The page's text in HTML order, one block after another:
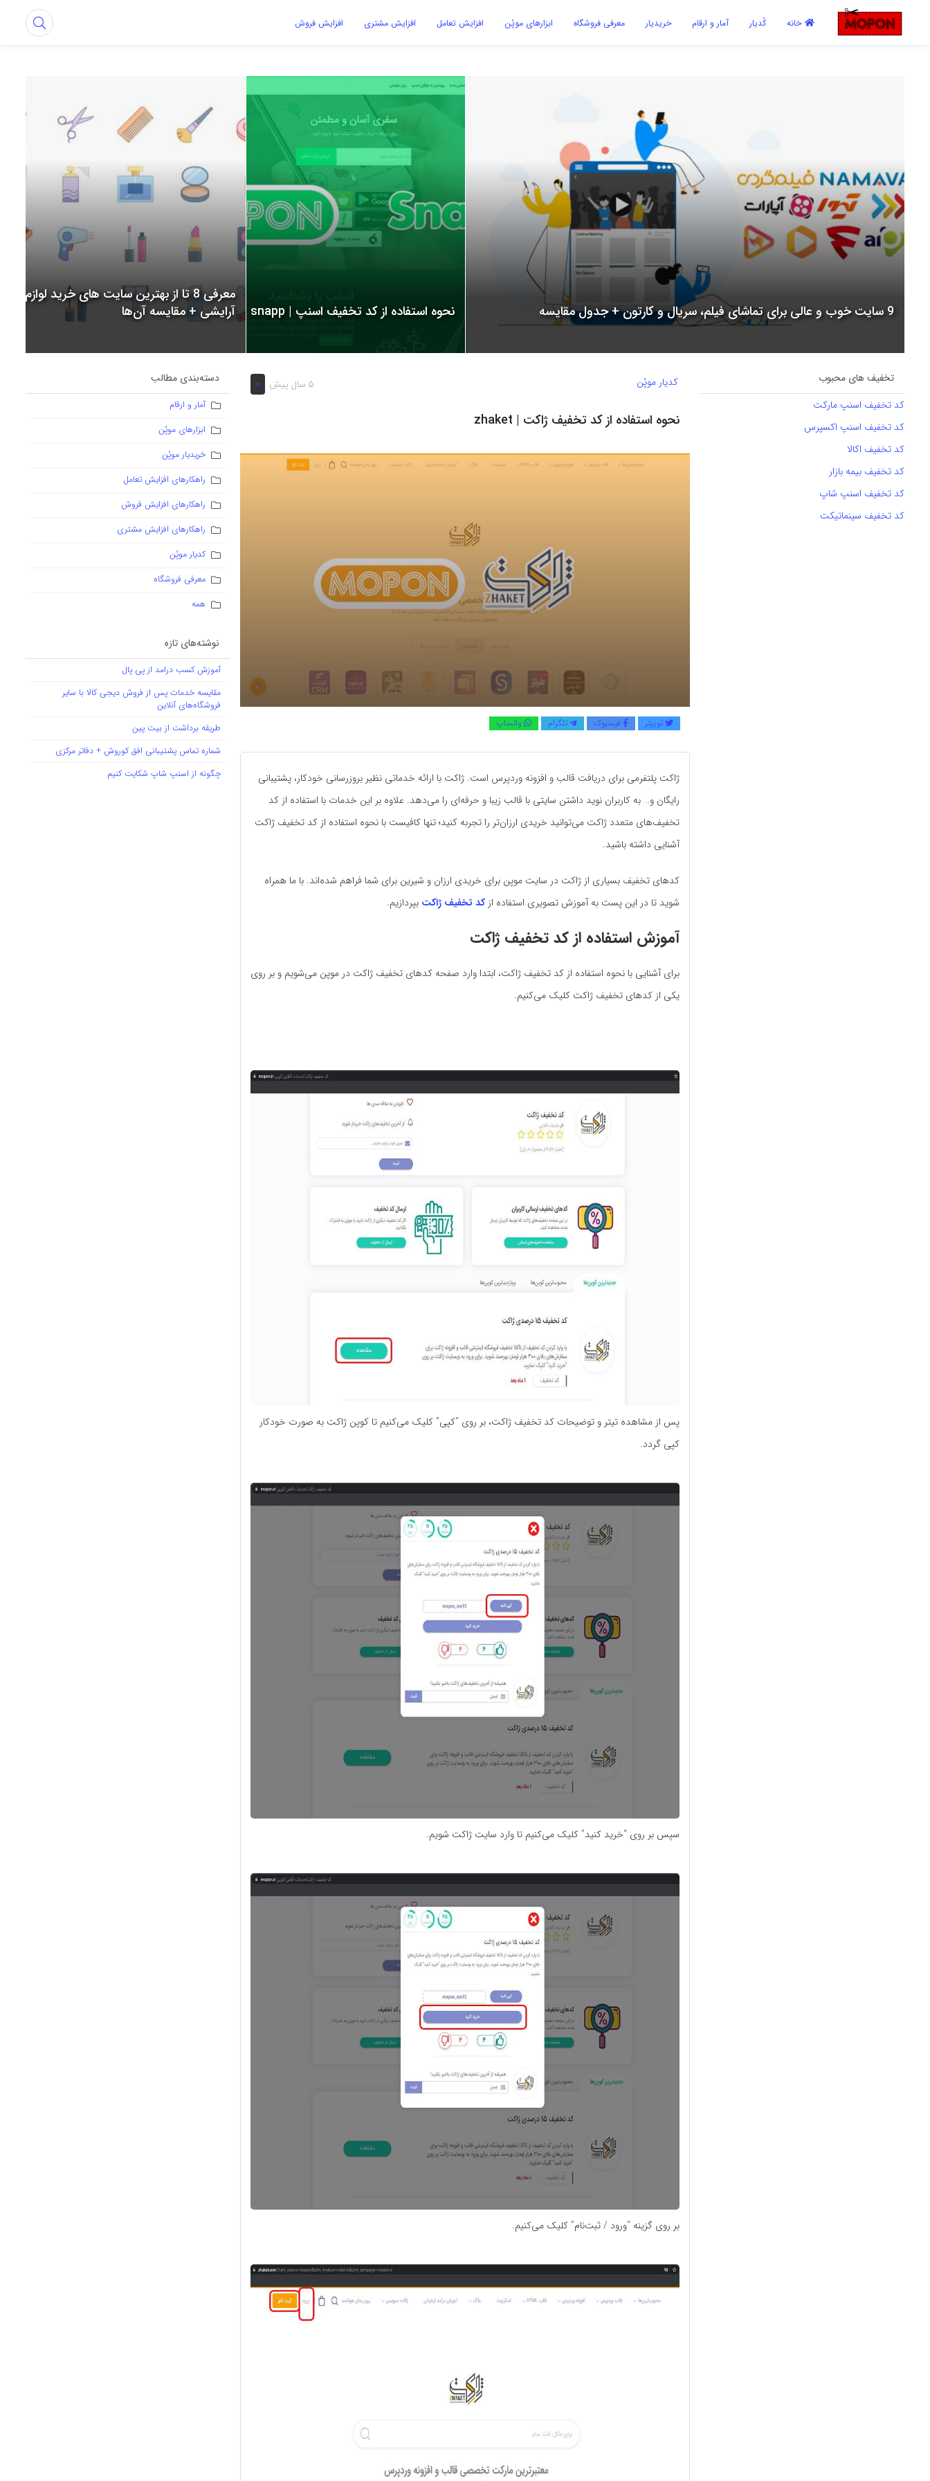
خانه کُدیار آمار و ارقام خریدیار معرفی فروشگاه ابزارهای موپُن افزایش تعامل افزایش مشتری افزایش فروش اشتراک گذاری
9 سایت خوب و عالی برای تماشای فیلم، سریال و کارتون + جدول مقایسه نحوه استفاده از کد تخفیف اسنپ | snapp
معرفی 8 تا از بهترین سایت های خرید لوازم
آرایشی + مقایسه آن‌ها
تخفیف های محبوب
کد تخفیف اسنپ مارکت
کد تخفیف اسنپ اکسپرس
کد تخفیف اکالا
کد تخفیف بیمه بازار
کد تخفیف اسنپ شاپ
کد تخفیف سینماتیکت
5 سال پیش 0 کدیار موپُن
نحوه استفاده از کد تخفیف ژاکت | zhaket
توییتر فیسبوک تلگرام واتساپ
ژاکت پلتفرمی برای دریافت قالب و افزونه وردپرس است. ژاکت با ارائه خدماتی نظیر بروزرسانی خودکار، پشتیبانی
رایگان و… به کاربران نوید داشتن سایتی با قالب زیبا و حرفه‌‌ای را می‌دهد. علاوه بر این خدمات با استفاده از کد
تخفیف‌های متعدد ژاکت می‌توانید خریدی ارزان‌تر را تجربه کنید؛ تنها کافیست با نحوه استفاده از کد تخفیف ژاکت
آشنایی داشته باشید.
کدهای تخفیف بسیاری از ژاکت در سایت موپن برای خریدی ارزان و شیرین برای شما فراهم شده‌اند. با ما همراه
شوید تا در این پست به آموزش تصویری استفاده ازکد تخفیف ژاکت بپردازیم.
آموزش استفاده از کد تخفیف ژاکت
برای آشنایی با نحوه استفاده از کد تخفیف ژاکت، ابتدا وارد صفحه کدهای تخفیف ژاکت در موپن می‌شویم و بر روی
یکی از کدهای تخفیف ژاکت کلیک می‌کنیم.
پس از مشاهده تیتر و توضیحات کد تخفیف ژاکت، بر روی “کپی” کلیک می‌کنیم تا کوپن ژاکت به‌ صورت خودکار
کپی گردد.
سپس بر روی “خرید کنید” کلیک می‌کنیم تا وارد سایت ژاکت شویم.
بر روی گزینه “ورود / ثبت‌نام” کلیک می‌کنیم.
دسته‌بندی مطالب
آمار و ارقام
ابزارهای موپُن
خریدیار موپُن
راهکارهای افزایش تعامل
راهکارهای افزایش فروش
راهکارهای افزایش مشتری
کدیار موپُن
معرفی فروشگاه
همه
نوشته‌های تازه
آموزش کسب درامد از پی پال
مقایسه خدمات پس از فروش دیجی کالا با سایر
فروشگاه‌های آنلاین
طریقه برداشت از بیت پین
شماره تماس پشتیبانی افق کوروش + دفاتر مرکزی
چگونه از اسنپ شاپ شکایت کنیم